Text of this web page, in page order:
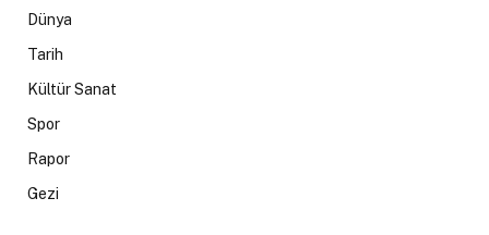
Dünya
Tarih
Kültür Sanat
Spor
Rapor
Gezi